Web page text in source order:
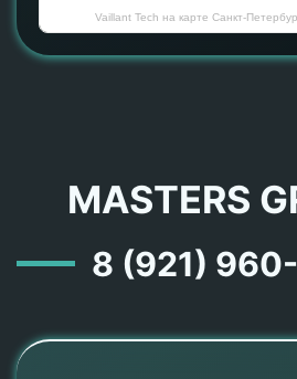
Vaillant Tech на карте
MASTERS
8 (921)